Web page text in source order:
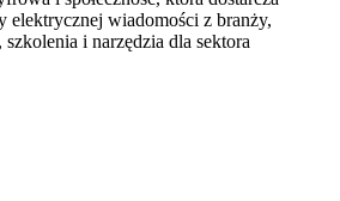
elektrycznej wiadomości z branży,
i narzędzia dla sektora